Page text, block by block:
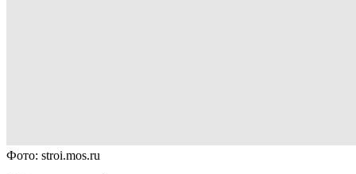
Фото: stroi.mos.ru